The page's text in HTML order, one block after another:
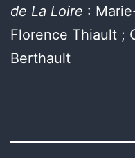
de La Loire :
Florence Thiault ;
Berthault